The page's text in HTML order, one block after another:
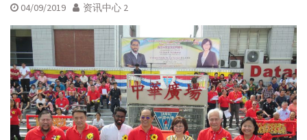
04/09/2019 资讯中心 2